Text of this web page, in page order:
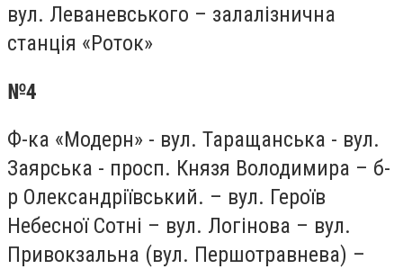
вул. Леваневського – залалізнична
станція «Роток»
№4
Ф-ка «Модерн» - вул. Таращанська - вул.
Заярська - просп. Князя Володимира – б-
р Олександріївський. – вул. Героїв
Небесної Сотні – вул. Логінова – вул.
Привокзальна (вул. Першотравнева) –